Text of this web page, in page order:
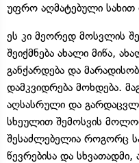
უფრო აღმატებული სახით
ეს კი მეორედ მოსვლის
შეიქმნება ახალი მიწა,
განქარდება და
დამკვიდრება მოხდება.
აღსასრული და
სხეულით შემოსვის
შესაძლებელია როგორც
წევრებისა და სხვათადმი,